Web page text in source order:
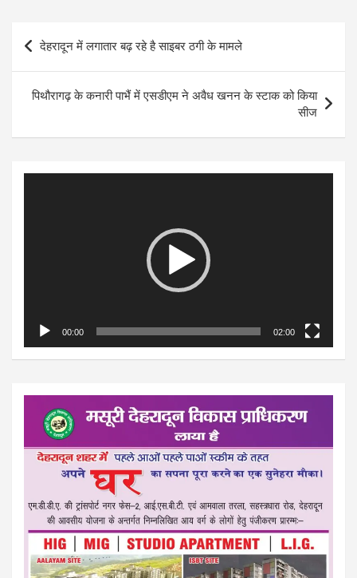
Post
navigation
देहरादून में लगातार बढ़ रहे है साइबर ठगी के मामले
पिथौरागढ़ के कनारी पाभैं में एसडीएम ने अवैध खनन के स्टाक को किया
सीज
00:00 02:00